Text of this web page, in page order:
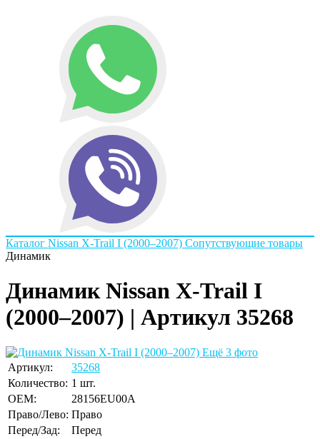
Каталог Nissan X-Trail I (2000–2007) Сопутствующие товары
Динамик
Динамик Nissan X-Trail I
(2000–2007) | Артикул 35268
Ещё 3 фото
Артикул:
35268
Количество: 1 шт.
OEM:
28156EU00A
Право/Лево: Право
Перед/Зад:
Перед